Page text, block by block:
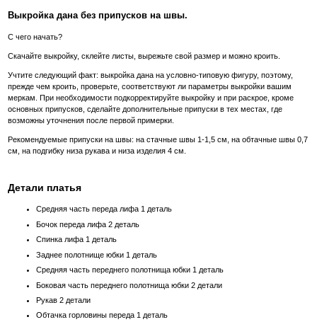
Выкройка дана без припусков на швы.
С чего начать?
Скачайте выкройку, склейте листы, вырежьте свой размер и можно кроить.
Учтите следующий факт: выкройка дана на условно-типовую фигуру, поэтому,
прежде чем кроить, проверьте, соответствуют ли параметры выкройки вашим
меркам. При необходимости подкорректируйте выкройку и при раскрое, кроме
основных припусков, сделайте дополнительные припуски в тех местах, где
возможны уточнения после первой примерки.
Рекомендуемые припуски на швы: на стачные швы 1-1,5 см, на обтачные швы 0,7
см, на подгибку низа рукава и низа изделия 4 см.
Детали платья
Средняя часть переда лифа 1 деталь
Бочок переда лифа 2 деталь
Спинка лифа 1 деталь
Заднее полотнище юбки 1 деталь
Средняя часть переднего полотнища юбки 1 деталь
Боковая часть переднего полотнища юбки 2 детали
Рукав 2 детали
Обтачка горловины переда 1 деталь